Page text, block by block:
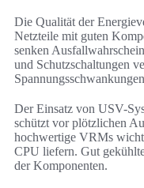
Die Qualität der
Netzteile mit guten
senken
und Schutzschaltungen
Der Einsatz von USV-
schützt vor plötzlichen
hochwertige VRMs
CPU liefern. Gut
der Komponenten.